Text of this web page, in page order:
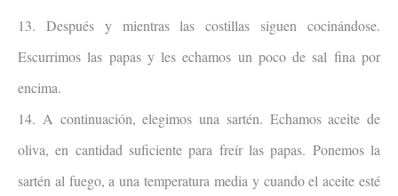
13. Después y mientras las costillas siguen cocinándose.
Escurrimos las papas y les echamos un poco de sal fina por
encima.
14. A continuación, elegimos una sartén. Echamos aceite de
oliva, en cantidad suficiente para freír las papas. Ponemos la
sartén al fuego, a una temperatura media y cuando el aceite esté